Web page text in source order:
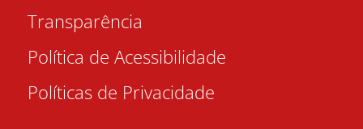
Transparência
Política de Acessibilidade
Políticas de Privacidade